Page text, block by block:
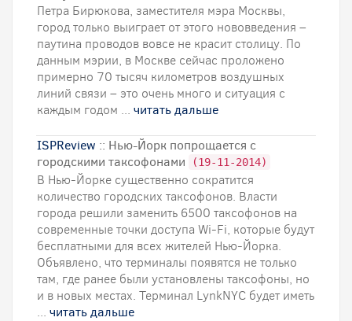
Петра Бирюкова, заместителя мэра Москвы,
город только выиграет от этого нововведения –
паутина проводов вовсе не красит столицу. По
данным мэрии, в Москве сейчас проложено
примерно 70 тысяч километров воздушных
линий связи – это очень много и ситуация с
каждым годом ... читать дальше
ISPReview :: Нью-Йорк попрощается с
городскими таксофонами
(19-11-2014)
В Нью-Йорке существенно сократится
количество городских таксофонов. Власти
города решили заменить 6500 таксофонов на
современные точки доступа Wi-Fi, которые будут
бесплатными для всех жителей Нью-Йорка.
Объявлено, что терминалы появятся не только
там, где ранее были установлены таксофоны, но
и в новых местах. Терминал LynkNYC будет иметь
... читать дальше